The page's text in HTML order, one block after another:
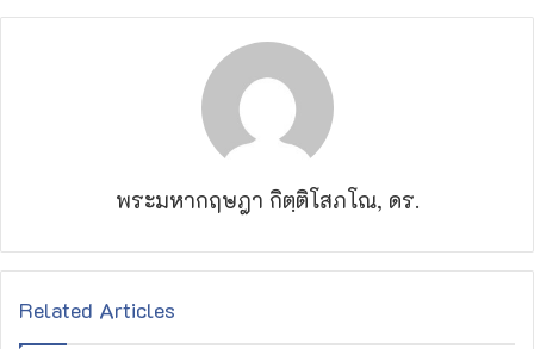
พระมหากฤษฎา กิตฺติโสภโณ, ดร.
Related Articles